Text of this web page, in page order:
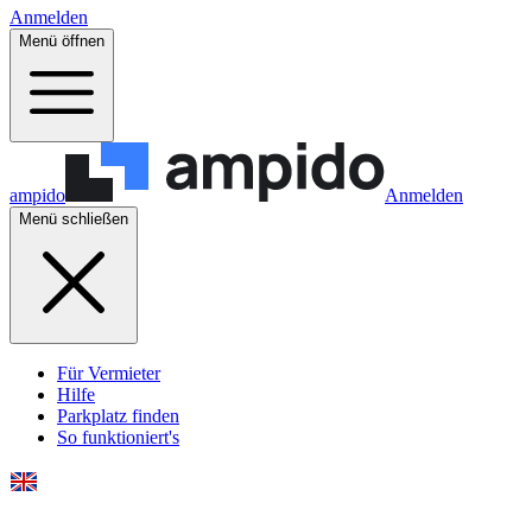
Anmelden
Menü öffnen
ampido Anmelden
Menü schließen
Für Vermieter
Hilfe
Parkplatz finden
So funktioniert's